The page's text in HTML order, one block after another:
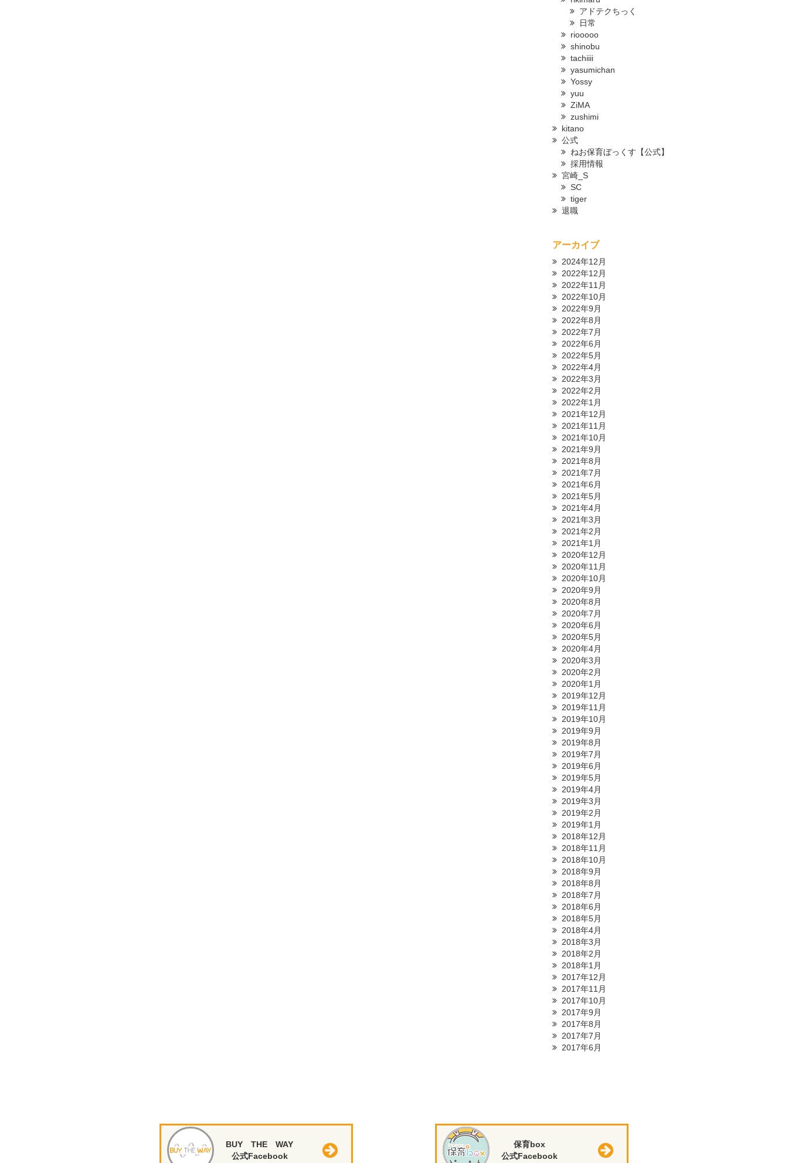
アドテクちっく
日常
riooooo
shinobu
tachiiii
yasumichan
Yossy
yuu
ZiMA
zushimi
kitano
公式
ねお保育ぼっくす【公式】
採用情報
宮崎_S
SC
tiger
退職
アーカイブ
2024年12月
2022年12月
2022年11月
2022年10月
2022年9月
2022年8月
2022年7月
2022年6月
2022年5月
2022年4月
2022年3月
2022年2月
2022年1月
2021年12月
2021年11月
2021年10月
2021年9月
2021年8月
2021年7月
2021年6月
2021年5月
2021年4月
2021年3月
2021年2月
2021年1月
2020年12月
2020年11月
2020年10月
2020年9月
2020年8月
2020年7月
2020年6月
2020年5月
2020年4月
2020年3月
2020年2月
2020年1月
2019年12月
2019年11月
2019年10月
2019年9月
2019年8月
2019年7月
2019年6月
2019年5月
2019年4月
2019年3月
2019年2月
2019年1月
2018年12月
2018年11月
2018年10月
2018年9月
2018年8月
2018年7月
2018年6月
2018年5月
2018年4月
2018年3月
2018年2月
2018年1月
2017年12月
2017年11月
2017年10月
2017年9月
2017年8月
2017年7月
2017年6月
BUY THE WAY
公式Facebook
保育box
公式Facebook